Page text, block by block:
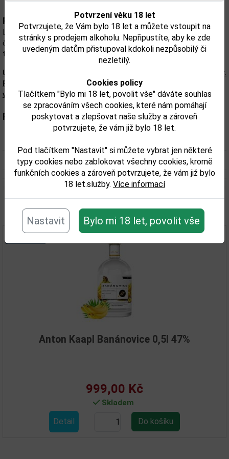
Potvrzení věku 18 let
Potvrzujete, že Vám bylo 18 let a můžete vstoupit na
stránky s prodejem alkoholu. Nepřipustíte, aby ke zde
uvedeným datům přistupoval kdokoli nezpůsobilý či
nezletilý.
Cookies policy
Tlačítkem "Bylo mi 18 let, povolit vše" dáváte souhlas
se zpracováním všech cookies, které nám pomáhají
poskytovat a zlepšovat naše služby a zároveň
potvrzujete, že vám již bylo 18 let.
Pod tlačítkem "Nastavit" si můžete vybrat jen některé
typy cookies nebo zablokovat všechny cookies, kromě
funkčních cookies a zároveň potvrzujete, že vám již bylo
18 let.služby. Více informací
Nastavit Bylo mi 18 let, povolit vše
Popis:
Limitka, která stojí za hřích. Uvádíme na trh limitovanou edici 308
číslovaných lahví. Banánovice - sladká, voňavá, z ručně loupaných
téměř dvou tun zralých banánů s láskou vyráběná
Upozorňujeme, že tento produkt může obsahovat alergeny.
Přesné složení a alergeny jsou k dispozici na obalu
výrobku. Zkontrolujte prosím před konzumací.
Parametry:
Objem obalu (L): 0,5
Související zboží
Anton Kaapl Banánovice 0,5l 47%
999,00 Kč
Skladem
Detail